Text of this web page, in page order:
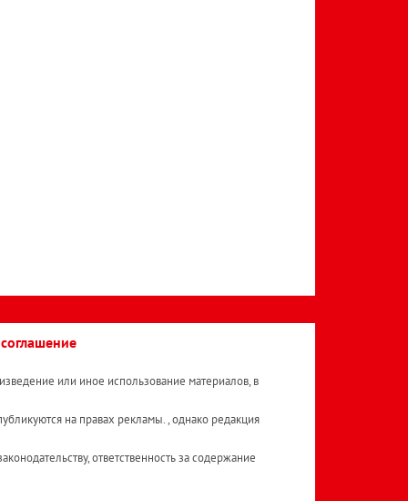
или иное использование материалов, в
на правах рекламы. , однако редакция
ответственность за содержание